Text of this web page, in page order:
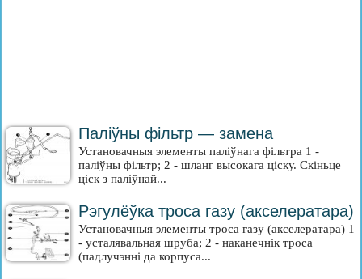
Паліўны фільтр — замена
Установачныя элементы паліўнага фільтра 1 -
паліўны фільтр; 2 - шланг высокага ціску. Скіньце
ціск з паліўнай...
Рэгулёўка троса газу (акселератара)
Установачныя элементы троса газу (акселератара) 1
- усталявальная шруба; 2 - наканечнік троса
(падлучэнні да корпуса...